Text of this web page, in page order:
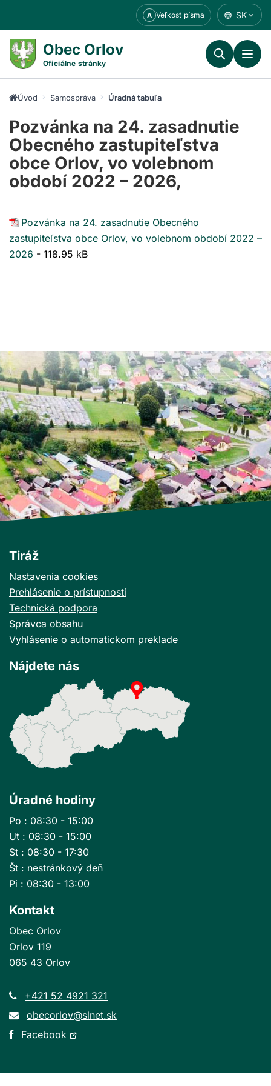
obsahu
A Veľkosť písma SK
Obec Orlov
Oficiálne stránky
Úvod Samospráva Úradná tabuľa
Pozvánka na 24. zasadnutie
Obecného zastupiteľstva
obce Orlov, vo volebnom
období 2022 – 2026,
Pozvánka na 24. zasadnutie Obecného
zastupiteľstva obce Orlov, vo volebnom období 2022 –
2026 - 118.95 kB
Tiráž
Nastavenia cookies
Prehlásenie o prístupnosti
Technická podpora
Správca obsahu
Vyhlásenie o automatickom preklade
Nájdete nás
Úradné hodiny
Po : 08:30 - 15:00
Ut : 08:30 - 15:00
St : 08:30 - 17:30
Št : nestránkový deň
Pi : 08:30 - 13:00
Kontakt
Obec Orlov
Orlov 119
065 43 Orlov
+421 52 4921 321
obecorlov@slnet.sk
Facebook Otvorí